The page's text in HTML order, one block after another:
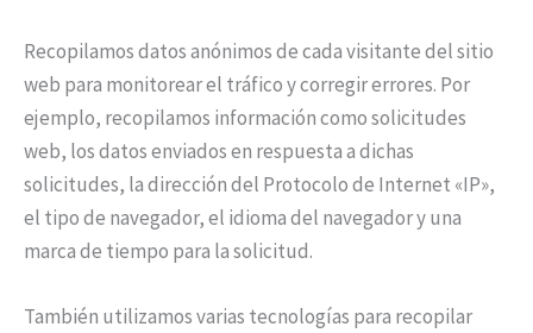
Recopilamos datos anónimos de cada visitante del sitio
web para monitorear el tráfico y corregir errores. Por
ejemplo, recopilamos información como solicitudes
web, los datos enviados en respuesta a dichas
solicitudes, la dirección del Protocolo de Internet «IP»,
el tipo de navegador, el idioma del navegador y una
marca de tiempo para la solicitud.
También utilizamos varias tecnologías para recopilar